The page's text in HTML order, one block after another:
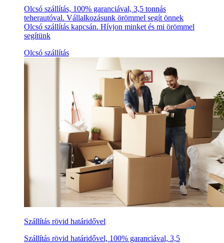
Olcsó szállítás, 100% garanciával, 3,5 tonnás
teherautóval. Vállalkozásunk örömmel segít önnek
Olcsó szállítás kapcsán. Hívjon minket és mi örömmel
segítünk
Olcsó szállítás
Szállítás rövid határidővel
Szállítás rövid határidővel, 100% garanciával, 3,5